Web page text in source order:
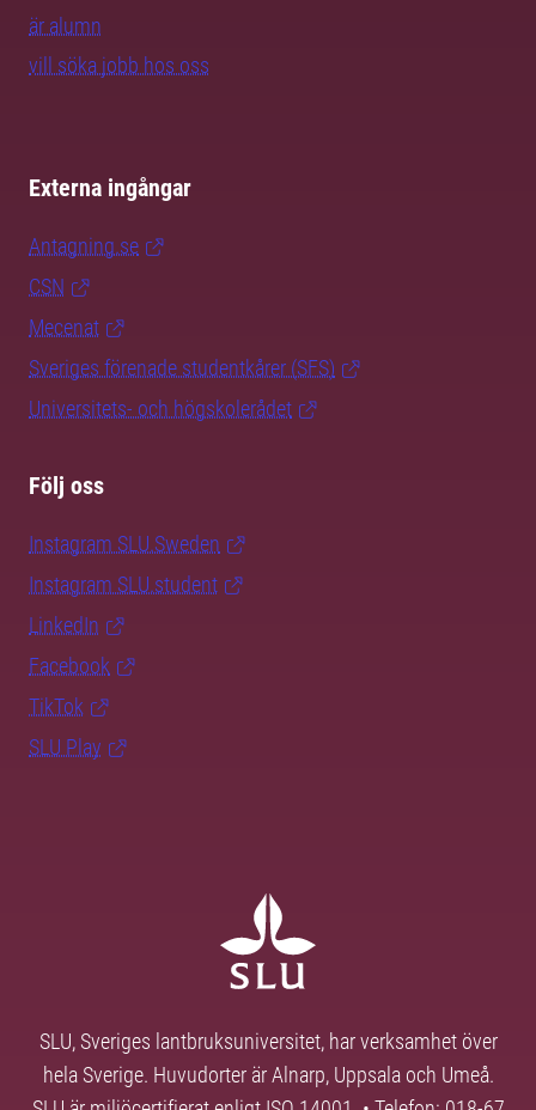
är alumn
vill söka jobb hos oss
Externa ingångar
Antagning.se
CSN
Mecenat
Sveriges förenade studentkårer (SFS)
Universitets- och högskolerådet
Följ oss
Instagram SLU.Sweden
Instagram SLU.student
LinkedIn
Facebook
TikTok
SLU Play
SLU, Sveriges lantbruksuniversitet, har verksamhet över
hela Sverige. Huvudorter är Alnarp, Uppsala och Umeå.